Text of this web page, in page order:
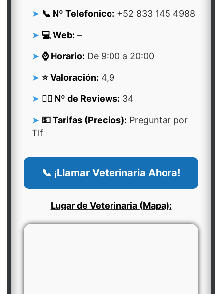
📞 Nº Telefonico: +52 833 145 4988
💻 Web: –
⌚ Horario: De 9:00 a 20:00
⭐ Valoración: 4,9
👍🏻 Nº de Reviews: 34
💵 Tarifas (Precios): Preguntar por
Tlf
📞 ¡Llamar Veterinaria Ahora!
Lugar de Veterinaria (Mapa):